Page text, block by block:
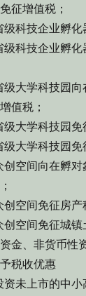
征增值税；
技企业孵化
科技企业孵化
大学科技园向
值税；
学科技园免
学科技园免
空间向在孵对
空间免征房产
间免征城镇
、非货币性
税收优惠
未上市的中小